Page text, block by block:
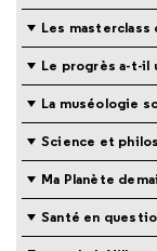
Les masterclass
Le progrès a-t-il
La muséologie
Science et
Ma Planète
Santé en